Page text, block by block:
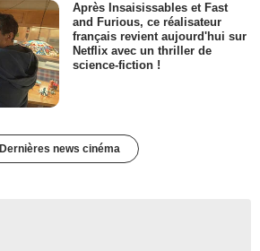
Après Insaisissables et Fast
and Furious, ce réalisateur
français revient aujourd'hui sur
Netflix avec un thriller de
science-fiction !
Dernières news cinéma